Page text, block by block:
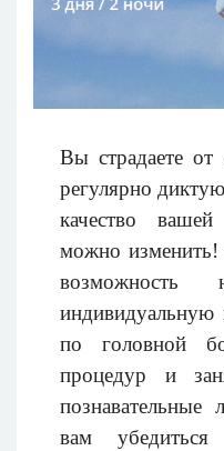
Вы страдаете
регулярно
качество
можно изменить!
возможность
индивидуальную
по головной
процедур и
познавательные
вам